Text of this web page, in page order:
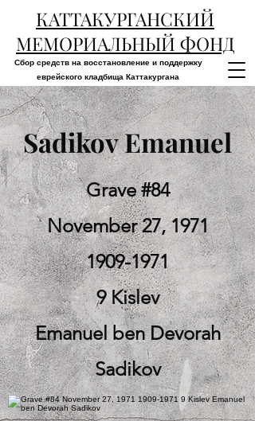
КАТТАКУРГАНСКИЙ
МЕМОРИАЛЬНЫЙ ФОНД
Сбор средств на восстановление и поддержку
еврейского кладбища Каттакургана
Sadikov Emanuel
Grave #84
November 27, 1971
1909-1971
9 Kislev
Emanuel ben Devorah
Sadikov